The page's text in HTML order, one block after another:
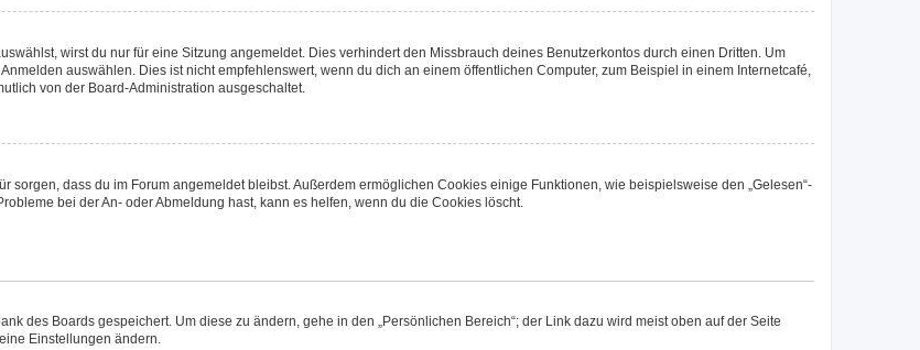
wirst du nur für eine Sitzung angemeldet. Dies verhindert den Missbrauch deines Benutzerkontos durch einen Dritten. Um
auswählen. Dies ist nicht empfehlenswert, wenn du dich an einem öffentlichen Computer, zum Beispiel in einem Internetcafé,
von der Board-Administration ausgeschaltet.
sorgen, dass du im Forum angemeldet bleibst. Außerdem ermöglichen Cookies einige Funktionen, wie beispielsweise den „Gelesen“-
bei der An- oder Abmeldung hast, kann es helfen, wenn du die Cookies löscht.
des Boards gespeichert. Um diese zu ändern, gehe in den „Persönlichen Bereich“; der Link dazu wird meist oben auf der Seite
Einstellungen ändern.